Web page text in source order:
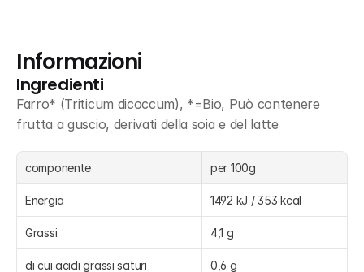
Informazioni
Ingredienti
Farro* (Triticum dicoccum), *=Bio, Può contenere
frutta a guscio, derivati della soia e del latte
componente per 100g
Energia 1492 kJ / 353 kcal
Grassi 4,1 g
di cui acidi grassi saturi 0,6 g